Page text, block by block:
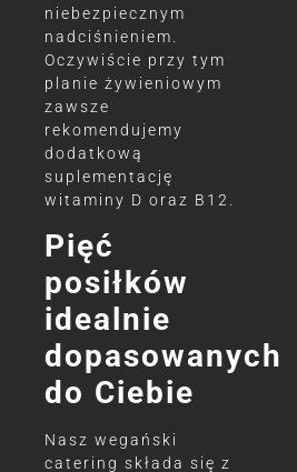
niebezpiecznym
nadciśnieniem.
Oczywiście przy tym
planie żywieniowym
zawsze
rekomendujemy
dodatkową
suplementację
witaminy D oraz B12.
Pięć
posiłków
idealnie
dopasowanych
do Ciebie
Nasz wegański
catering składa się z